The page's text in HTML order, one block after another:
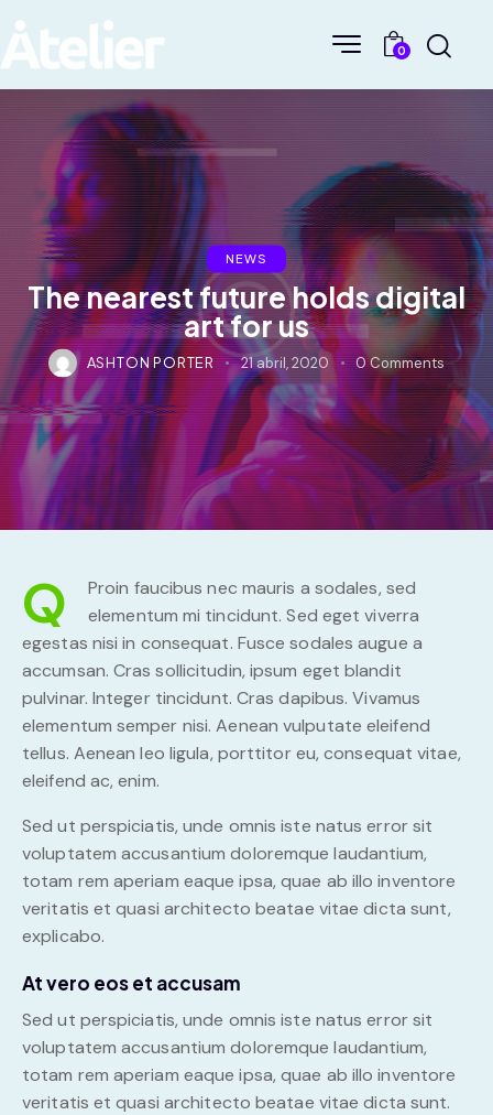
0
NEWS
The nearest future holds digital
art for us
ASHTON PORTER 21 abril, 2020 0 Comments
Q
Proin faucibus nec mauris a sodales, sed
elementum mi tincidunt. Sed eget viverra
egestas nisi in consequat. Fusce sodales augue a
accumsan. Cras sollicitudin, ipsum eget blandit
pulvinar. Integer tincidunt. Cras dapibus. Vivamus
elementum semper nisi. Aenean vulputate eleifend
tellus. Aenean leo ligula, porttitor eu, consequat vitae,
eleifend ac, enim.
Sed ut perspiciatis, unde omnis iste natus error sit
voluptatem accusantium doloremque laudantium,
totam rem aperiam eaque ipsa, quae ab illo inventore
veritatis et quasi architecto beatae vitae dicta sunt,
explicabo.
At vero eos et accusam
Sed ut perspiciatis, unde omnis iste natus error sit
voluptatem accusantium doloremque laudantium,
totam rem aperiam eaque ipsa, quae ab illo inventore
veritatis et quasi architecto beatae vitae dicta sunt.